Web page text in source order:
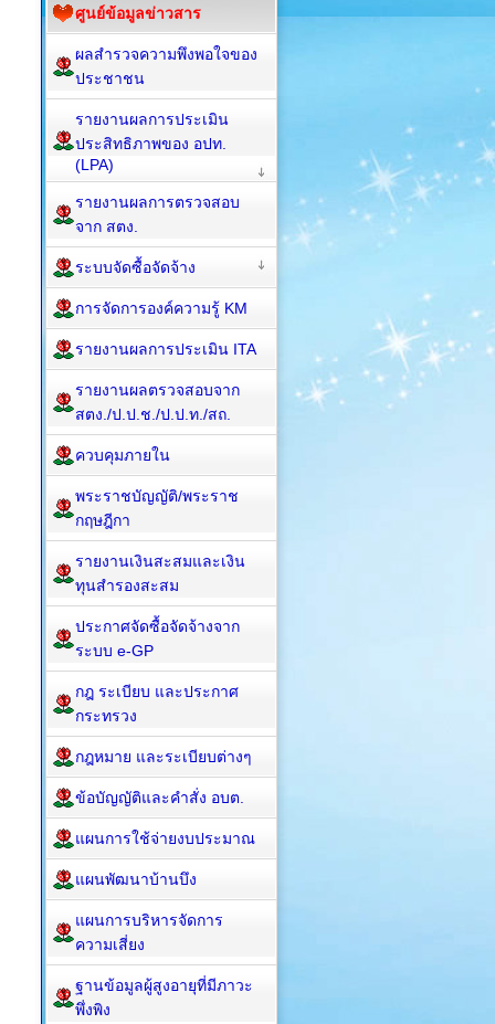
ศูนย์ข้อมูลข่าวสาร
ผลสำรวจความพึงพอใจของ
ประชาชน
รายงานผลการประเมิน
ประสิทธิภาพของ อปท.
(LPA)
รายงานผลการตรวจสอบ
จาก สตง.
ระบบจัดซื้อจัดจ้าง
การจัดการองค์ความรู้ KM
รายงานผลการประเมิน ITA
รายงานผลตรวจสอบจาก
สตง./ป.ป.ช./ป.ป.ท./สถ.
ควบคุมภายใน
พระราชบัญญัติ/พระราช
กฤษฎีกา
รายงานเงินสะสมและเงิน
ทุนสำรองสะสม
ประกาศจัดซื้อจัดจ้างจาก
ระบบ e-GP
กฎ ระเบียบ และประกาศ
กระทรวง
กฎหมาย และระเบียบต่างๆ
ข้อบัญญัติและคำสั่ง อบต.
แผนการใช้จ่ายงบประมาณ
แผนพัฒนาบ้านบึง
แผนการบริหารจัดการ
ความเสี่ยง
ฐานข้อมูลผู้สูงอายุที่มีภาวะ
พึ่งพิง